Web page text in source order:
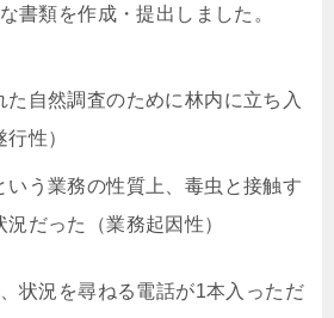
書類を作成・提出しました。
た自然調査のために林内に立ち入
性）
いう業務の性質上、毒虫と接触す
だった（業務起因性）
状況を尋ねる電話が1本入っただ